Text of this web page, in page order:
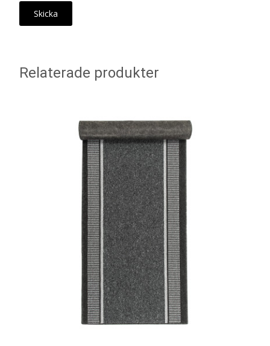
Relaterade produkter